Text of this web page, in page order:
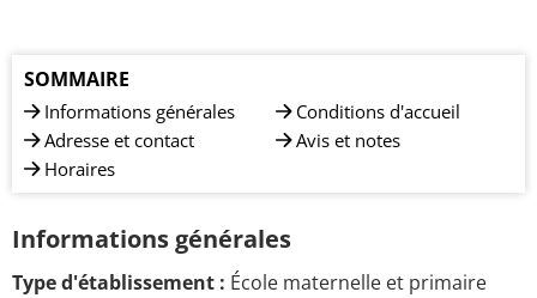
SOMMAIRE
Informations générales
Adresse et contact
Horaires
Conditions d'accueil
Avis et notes
Informations générales
Type d'établissement : École maternelle et primaire